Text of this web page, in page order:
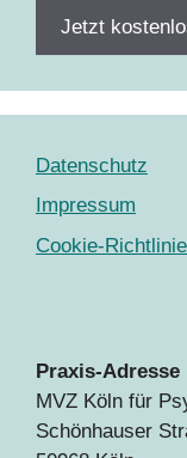
Jetzt
Datenschutz
Impressum
Cookie-Richtlinie
Praxis-Adresse
MVZ Köln für
Schönhauser